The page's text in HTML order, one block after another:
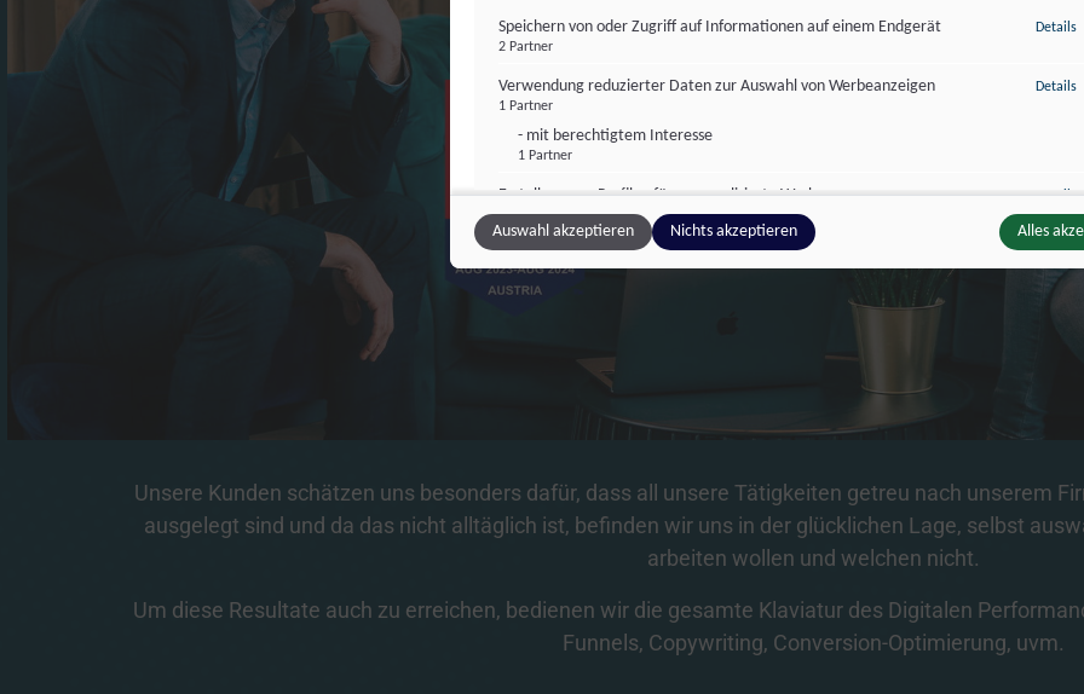
Unsere Kunden schätzen uns besonders dafür, dass all unsere Tätigkeiten getreu nach unserem
ausgelegt sind und da das nicht alltäglich ist, befinden wir uns in der glücklichen Lage, selbst
arbeiten wollen und welchen nicht.
Um diese Resultate auch zu erreichen, bedienen wir die gesamte Klaviatur des Digitalen
Funnels, Copywriting, Conversion-Optimierung, uvm.
Speichern von oder Zugriff auf Informationen auf einem Endgerät
2 Partner
Details
Verwendung reduzierter Daten zur Auswahl von Werbeanzeigen
1 Partner
- mit berechtigtem Interesse
1 Partner
Details
Erstellung von Profilen für personalisierte Werbung
2 Partner
Details
Verwendung von Profilen zur Auswahl personalisierter Werbung
2 Partner
Details
Analyse von Zielgruppen durch Statistiken oder Kombinationen von Daten aus
- mit berechtigtem Interesse
1 Partner
Entwicklung und Verbesserung der Angebote
- mit berechtigtem Interesse
1 Partner
Auswahl akzeptieren Nichts akzeptieren Alles